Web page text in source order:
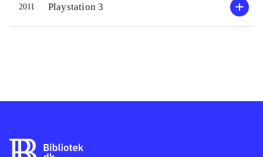
genudgivelse indeholder blu-ray
mange måder om "Tekken"-spillene,
2011 Playstation 3